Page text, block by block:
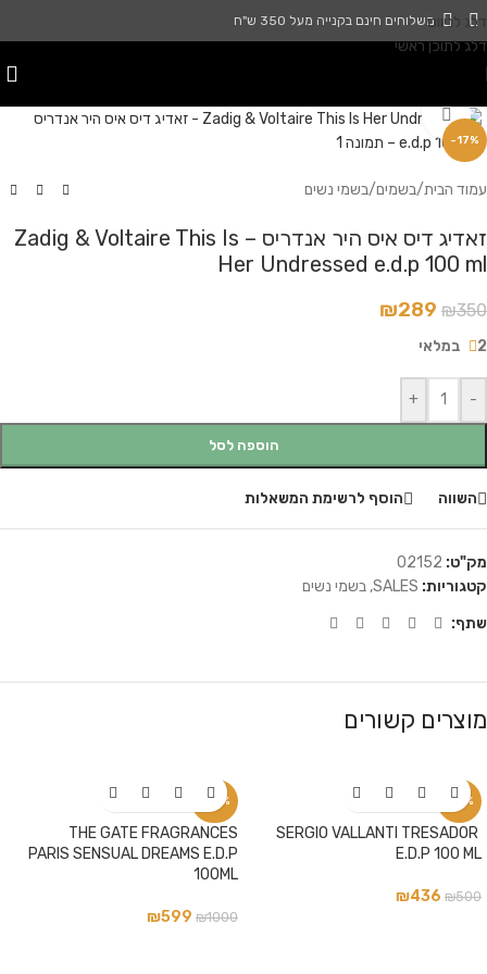
דלג לניווט
דלג לתוכן ראשי
משלוחים חינם בקנייה מעל 350 ש"ח
-17%
לחץ להגדלה
עמוד הבית/בשמים/בשמי נשים
זאדיג דיס איס היר אנדריס – Zadig & Voltaire This Is
Her Undressed e.d.p 100 ml
₪350
₪289
2 במלאי
-
+
הוספה לסל
השווה הוסף לרשימת המשאלות
מק"ט: 02152
קטגוריות: SALES
, בשמי נשים
שתף:
מוצרים קשורים
-13%
SERGIO VALLANTI TRESADOR
E.D.P 100 ML
₪500
₪436
-40%
THE GATE FRAGRANCES
PARIS SENSUAL DREAMS E.D.P
100ML
₪1000
₪599